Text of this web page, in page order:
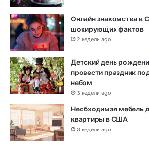
Онлайн знакомства в
шокирующих фактов
2 недели ago
Детский день
провести праздник
небом
3 недели ago
Необходимая мебель
квартиры в США
3 недели ago